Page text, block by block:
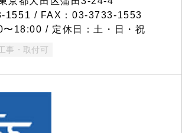
1551 / FAX：03-3733-1553
〜18:00 / 定休日：土・日・祝
事・取付可